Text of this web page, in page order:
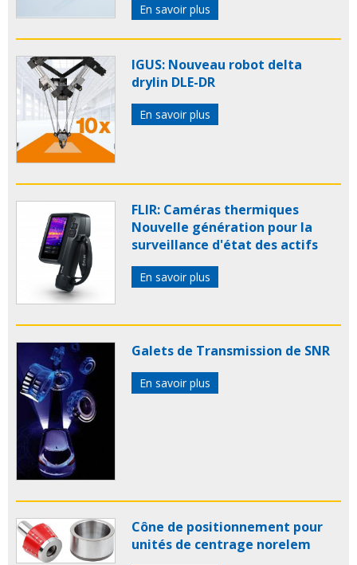
En savoir plus
IGUS: Nouveau robot delta
drylin DLE-DR
En savoir plus
FLIR: Caméras thermiques
Nouvelle génération pour la
surveillance d'état des actifs
En savoir plus
Galets de Transmission de SNR
En savoir plus
Cône de positionnement pour
unités de centrage norelem